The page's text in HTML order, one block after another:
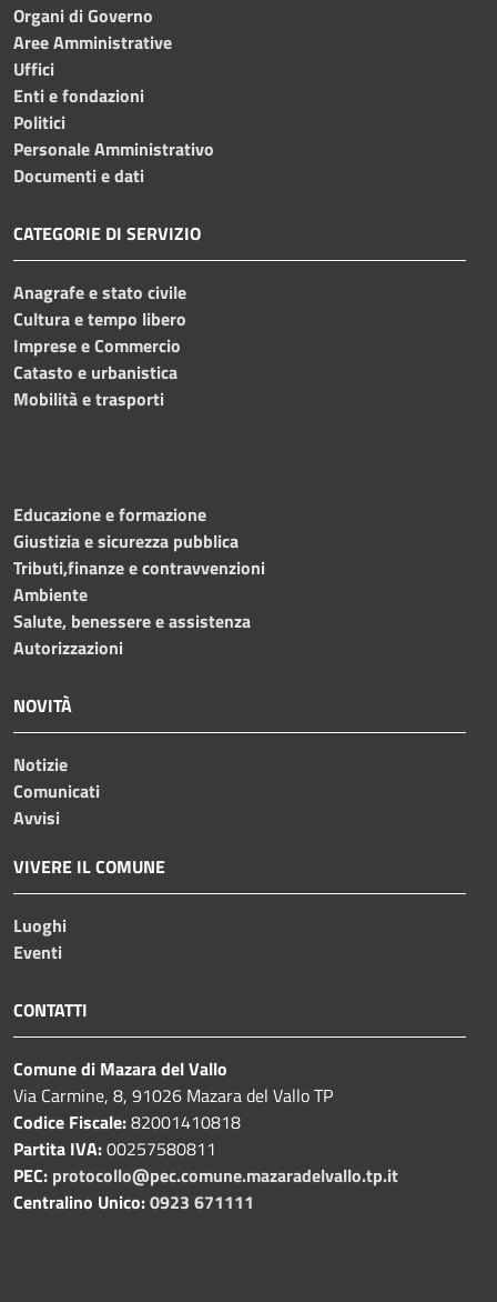
Organi di Governo
Aree Amministrative
Uffici
Enti e fondazioni
Politici
Personale Amministrativo
Documenti e dati
CATEGORIE DI SERVIZIO
Anagrafe e stato civile
Cultura e tempo libero
Imprese e Commercio
Catasto e urbanistica
Mobilità e trasporti
Educazione e formazione
Giustizia e sicurezza pubblica
Tributi,finanze e contravvenzioni
Ambiente
Salute, benessere e assistenza
Autorizzazioni
NOVITÀ
Notizie
Comunicati
Avvisi
VIVERE IL COMUNE
Luoghi
Eventi
CONTATTI
Comune di Mazara del Vallo
Via Carmine, 8, 91026 Mazara del Vallo TP
Codice Fiscale:82001410818
Partita IVA:00257580811
PEC: protocollo@pec.comune.mazaradelvallo.tp.it
Centralino Unico:0923 671111